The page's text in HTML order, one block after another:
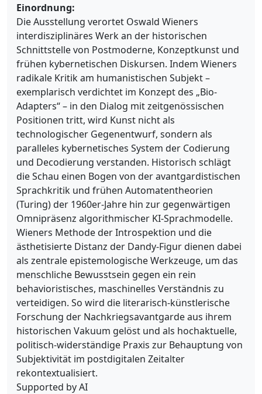
Einordnung:
Die Ausstellung verortet Oswald Wieners
interdisziplinäres Werk an der historischen
Schnittstelle von Postmoderne, Konzeptkunst und
frühen kybernetischen Diskursen. Indem Wieners
radikale Kritik am humanistischen Subjekt –
exemplarisch verdichtet im Konzept des „Bio-
Adapters“ – in den Dialog mit zeitgenössischen
Positionen tritt, wird Kunst nicht als
technologischer Gegenentwurf, sondern als
paralleles kybernetisches System der Codierung
und Decodierung verstanden. Historisch schlägt
die Schau einen Bogen von der avantgardistischen
Sprachkritik und frühen Automatentheorien
(Turing) der 1960er-Jahre hin zur gegenwärtigen
Omnipräsenz algorithmischer KI-Sprachmodelle.
Wieners Methode der Introspektion und die
ästhetisierte Distanz der Dandy-Figur dienen dabei
als zentrale epistemologische Werkzeuge, um das
menschliche Bewusstsein gegen ein rein
behavioristisches, maschinelles Verständnis zu
verteidigen. So wird die literarisch-künstlerische
Forschung der Nachkriegsavantgarde aus ihrem
historischen Vakuum gelöst und als hochaktuelle,
politisch-widerständige Praxis zur Behauptung von
Subjektivität im postdigitalen Zeitalter
rekontextualisiert.
Supported by AI